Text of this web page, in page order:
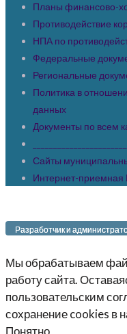
Планы финансово-
Противодействие
НПА по
Федеральные
Региональные
Политика в
данных
Документы по всем
Сайты
Интернет-приемная
Разработчик и
Мы обрабатываем
работу сайта.
пользовательским
сохранение cookies в
Понятно